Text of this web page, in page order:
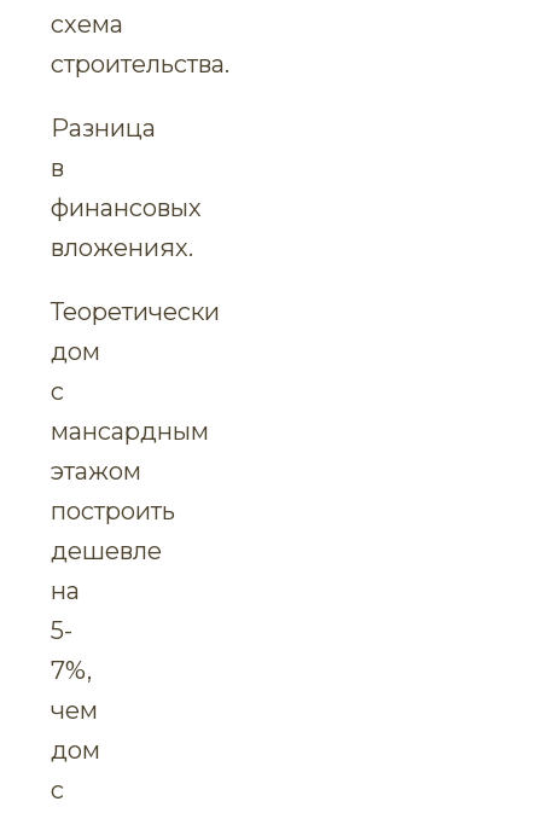
схема
строительства.
Разница
в
финансовых
вложениях.
Теоретически
дом
с
мансардным
этажом
построить
дешевле
на
5-
7%,
чем
дом
с